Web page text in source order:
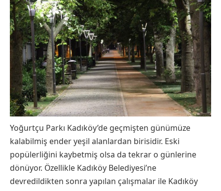
Yoğurtçu Parkı Kadıköy’de geçmişten günümüze
kalabilmiş ender yeşil alanlardan birisidir. Eski
popülerliğini kaybetmiş olsa da tekrar o günlerine
dönüyor. Özellikle Kadıköy Belediyesi’ne
devredildikten sonra yapılan çalışmalar ile Kadıköy